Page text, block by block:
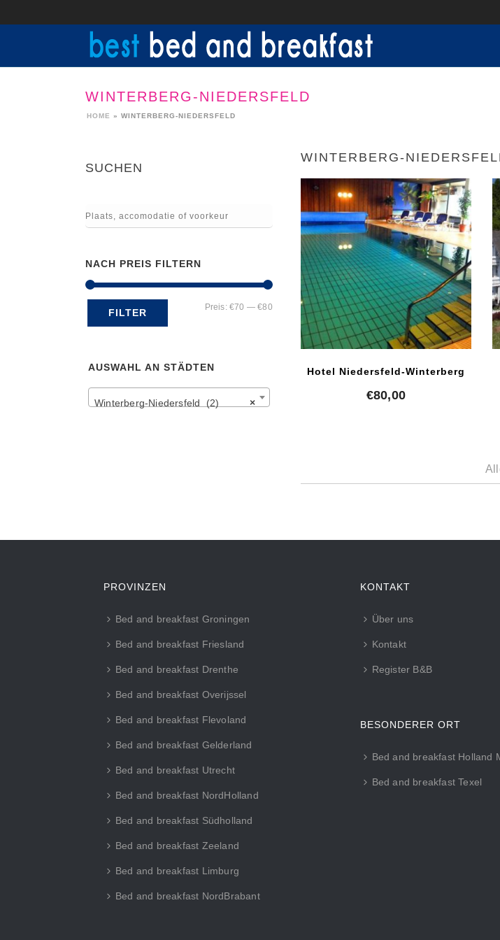
WINTERBERG-NIEDERSFELD
HOME » WINTERBERG-NIEDERSFELD
WINTERBERG-
Hotel Niedersfeld-Winterberg
€80,00
SUCHEN
NACH PREIS FILTERN
Min.
Max.
FILTER Preis: €70 —€80
AUSWAHL AN STÄDTEN
×
Winterberg-Niedersfeld (2)
PROVINZEN
Bed and breakfast Groningen
Bed and breakfast Friesland
Bed and breakfast Drenthe
Bed and breakfast Overijssel
Bed and breakfast Flevoland
Bed and breakfast Gelderland
Bed and breakfast Utrecht
Bed and breakfast NordHolland
Bed and breakfast Südholland
Bed and breakfast Zeeland
Bed and breakfast Limburg
Bed and breakfast NordBrabant
KONTAKT
Über uns
Kontakt
Register B&B
BESONDERER ORT
Bed and breakfast Holland
Bed and breakfast Texel